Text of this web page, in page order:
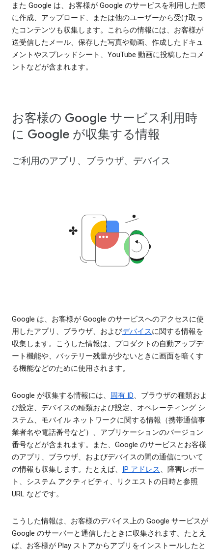
また Google は、お客様が Google のサービスを利用した際
に作成、アップロード、または他のユーザーから受け取っ
たコンテンツも収集します。これらの情報には、お客様が
送受信したメール、保存した写真や動画、作成したドキュ
メントやスプレッドシート、YouTube 動画に投稿したコメ
ントなどが含まれます。
お客様の Google サービス利用時
に Google が収集する情報
ご利用のアプリ、ブラウザ、デバイス
Google は、お客様が Google のサービスへのアクセスに使
用したアプリ、ブラウザ、およびデバイスに関する情報を
収集します。こうした情報は、プロダクトの自動アップデ
ート機能や、バッテリー残量が少ないときに画面を暗くす
る機能などのために使用されます。
Google が収集する情報には、 固有 ID、ブラウザの種類およ
び設定、デバイスの種類および設定、オペレーティング シ
ステム、モバイル ネットワークに関する情報（携帯通信事
業者名や電話番号など）、アプリケーションのバージョン
番号などが含まれます。また、Google のサービスとお客様
のアプリ、ブラウザ、およびデバイスの間の通信について
の情報も収集します。たとえば、
IP アドレス 、障害レポー
ト、システム アクティビティ、リクエストの日時と参照
URL などです。
こうした情報は、お客様のデバイス上の Google サービスが
Google のサーバーと通信したときに収集されます。たとえ
ば、お客様が Play ストアからアプリをインストールしたと